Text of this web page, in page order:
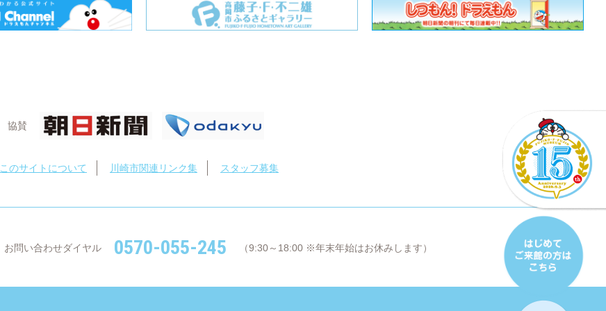
協賛
このサイトについて 川崎市関連リンク集 スタッフ募集
お問い合わせダイヤル 0570-055-245 （9:30～18:00 ※年末年始はお休みします）